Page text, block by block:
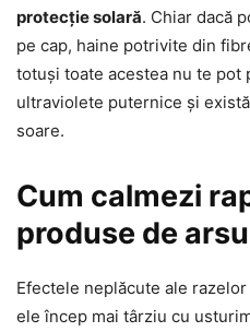
protecție solară. Chiar dacă
pe cap, haine potrivite din
totuși toate acestea nu te
ultraviolete puternice și
soare.
Cum calmezi
produse de
Efectele neplăcute ale
ele încep mai târziu cu